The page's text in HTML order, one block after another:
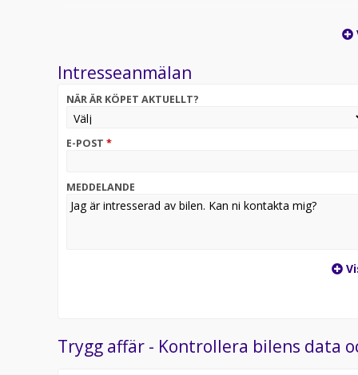
Registreringsavgift på 895kr tillkommer.
Intresseanmälan
NÄR ÄR KÖPET AKTUELLT?
E-POST *
MEDDELANDE
Trygg affär - Kontrollera bilens data